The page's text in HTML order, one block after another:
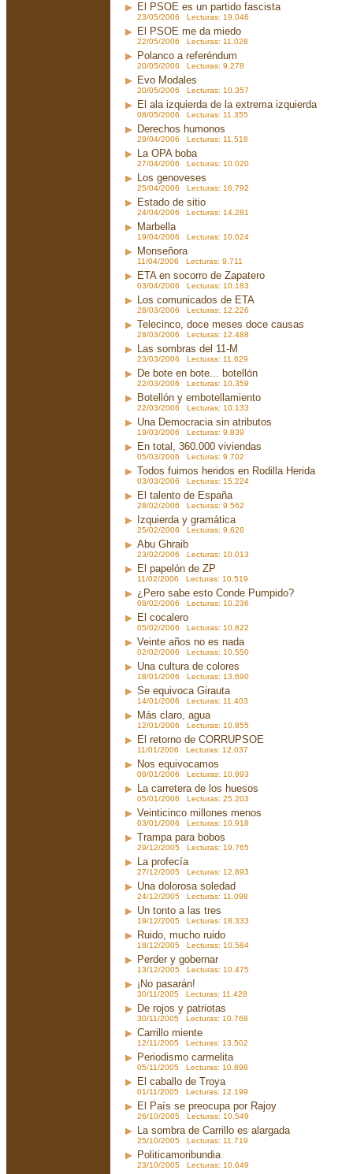
El PSOE es un partido fascista
23/05/2006 Lecturas: 19.046
El PSOE me da miedo
22/05/2006 Lecturas: 11.028
Polanco a referéndum
20/05/2006 Lecturas: 9.278
Evo Modales
20/05/2006 Lecturas: 10.357
El ala izquierda de la extrema izquierda
08/05/2006 Lecturas: 11.355
Derechos humonos
29/04/2006 Lecturas: 11.518
La OPA boba
27/04/2006 Lecturas: 10.020
Los genoveses
25/04/2006 Lecturas: 16.792
Estado de sitio
24/04/2006 Lecturas: 14.281
Marbella
19/04/2006 Lecturas: 10.024
Monseñora
11/04/2006 Lecturas: 9.711
ETA en socorro de Zapatero
03/04/2006 Lecturas: 10.183
Los comunicados de ETA
28/03/2006 Lecturas: 12.226
Telecinco, doce meses doce causas
28/03/2006 Lecturas: 12.488
Las sombras del 11-M
23/03/2006 Lecturas: 11.629
De bote en bote... botellón
22/03/2006 Lecturas: 10.359
Botellón y embotellamiento
22/03/2006 Lecturas: 10.133
Una Democracia sin atributos
19/03/2006 Lecturas: 9.839
En total, 360.000 viviendas
05/03/2006 Lecturas: 9.702
Todos fuimos heridos en Rodilla Herida
03/03/2006 Lecturas: 15.224
El talento de España
28/02/2006 Lecturas: 9.562
Izquierda y gramática
25/02/2006 Lecturas: 9.626
Abu Ghraib
23/02/2006 Lecturas: 10.013
El papelón de ZP
11/02/2006 Lecturas: 10.519
¿Pero sabe esto Conde Pumpido?
08/02/2006 Lecturas: 10.236
El cocalero
05/02/2006 Lecturas: 10.822
Veinte años no es nada
02/02/2006 Lecturas: 10.550
Una cultura de colores
18/01/2006 Lecturas: 13.690
Se equivoca Girauta
14/01/2006 Lecturas: 11.403
Más claro, agua
12/01/2006 Lecturas: 10.855
El retorno de CORRUPSOE
11/01/2006 Lecturas: 12.037
Nos equivocamos
09/01/2006 Lecturas: 10.993
La carretera de los huesos
05/01/2006 Lecturas: 25.203
Veinticinco millones menos
03/01/2006 Lecturas: 10.918
Trampa para bobos
29/12/2005 Lecturas: 19.765
La profecía
27/12/2005 Lecturas: 12.893
Una dolorosa soledad
24/12/2005 Lecturas: 11.098
Un tonto a las tres
19/12/2005 Lecturas: 18.333
Ruido, mucho ruido
18/12/2005 Lecturas: 10.584
Perder y gobernar
13/12/2005 Lecturas: 10.475
¡No pasarán!
30/11/2005 Lecturas: 11.428
De rojos y patriotas
30/11/2005 Lecturas: 10.768
Carrillo miente
12/11/2005 Lecturas: 13.502
Periodismo carmelita
05/11/2005 Lecturas: 10.898
El caballo de Troya
01/11/2005 Lecturas: 12.199
El País se preocupa por Rajoy
26/10/2005 Lecturas: 10.549
La sombra de Carrillo es alargada
25/10/2005 Lecturas: 11.719
Politicamoribundia
23/10/2005 Lecturas: 10.649